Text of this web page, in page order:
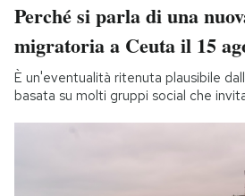
Perché si parla di una
migratoria a Ceuta il 15
È un'eventualità ritenuta plausibile
basata su molti gruppi social che